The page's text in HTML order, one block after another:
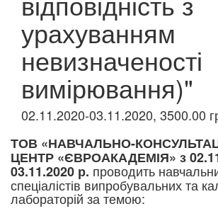
урахуванням
невизначеності
вимірювання)"
02.11.2020-03.11.2020, 3500.00
ТОВ «НАВЧАЛЬНО-
ЦЕНТР «ЄВРОАКАДЕМІЯ» з
03.11.2020 р. проводить
спеціалістів випробувальних та
лабораторій за темою: